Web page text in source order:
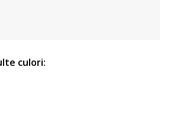
culori: